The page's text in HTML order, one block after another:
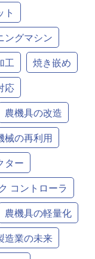
ト
ングマシン
工
焼き嵌め
応
農機具の改造
械の再利用
ター
コントローラ
農機具の軽量化
造業の未来